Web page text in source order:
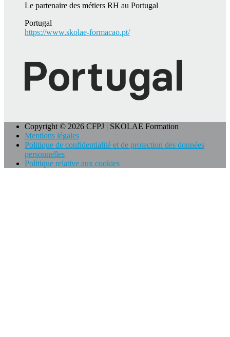
Le partenaire des métiers RH au Portugal
Portugal
https://www.skolae-formacao.pt/
Copyright © 2026 CFPJ | SKOLAE Formation
Mentions légales
Politique de confidentialité et de protection des données
personnelles
Politique relative aux cookies